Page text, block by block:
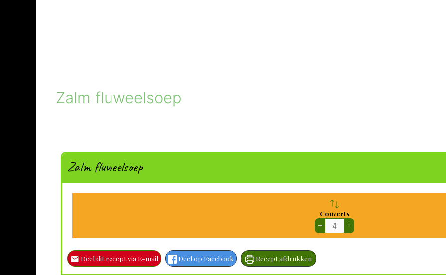
Zalm fluweelsoep
Zalm fluweelsoep
Couverts
– +
Deel dit recept via E-mail Deel op Facebook Recept afdrukken